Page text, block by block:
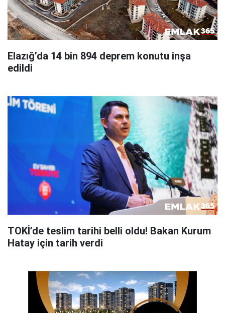
Elazığ’da 14 bin 894 deprem konutu inşa
edildi
TOKİ’de teslim tarihi belli oldu! Bakan Kurum
Hatay için tarih verdi